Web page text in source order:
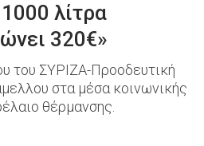
λίτρα
320€»
του ΣΥΡΙΖΑ-Προοδευτική
στα μέσα κοινωνικής
θέρμανσης.